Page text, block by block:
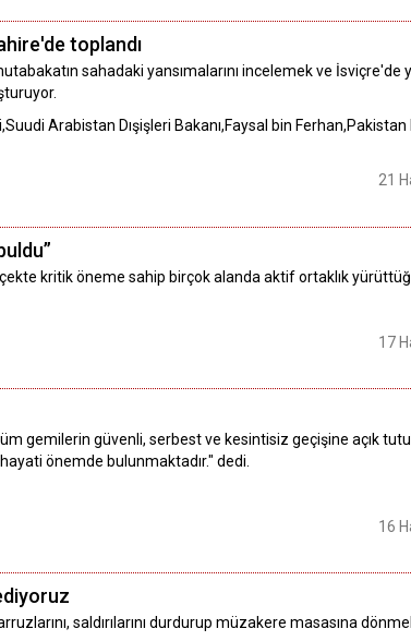
toplandı
sahadaki yansımalarını incelemek ve İsviçre'de
Arabistan Dışişleri Bakanı,Faysal bin Ferhan,Pakistan
21
kritik öneme sahip birçok alanda aktif ortaklık
17
gemilerin güvenli, serbest ve kesintisiz geçişine açık
önemde bulunmaktadır." dedi.
16
saldırılarını durdurup müzakere masasına